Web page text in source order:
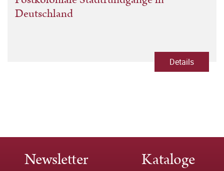
Deutschland
Details
Newsletter Kataloge